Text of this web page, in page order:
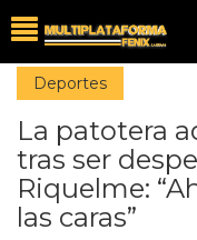
Deportes
La patotera
tras ser
Riquelme:
las caras”